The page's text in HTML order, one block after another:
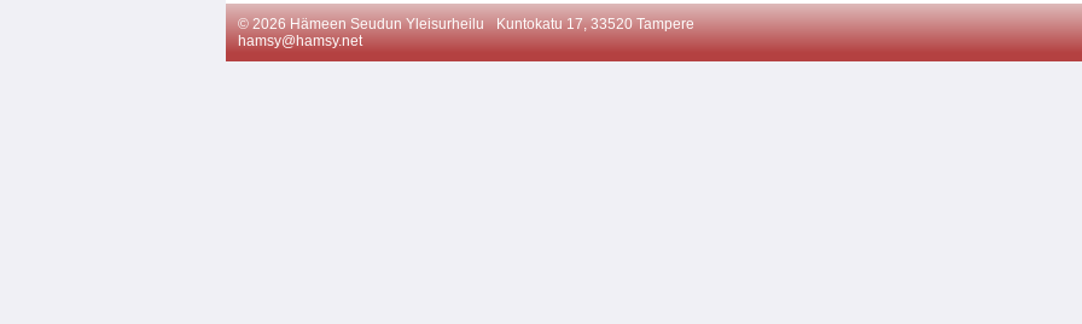
©2026 Hämeen Seudun Yleisurheilu
Kuntokatu 17, 33520 Tampere
hamsy@hamsy.net